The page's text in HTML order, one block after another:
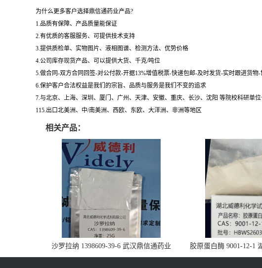
为什么更多客户选择鼎信通药业产品?
1.品质有保障、产品质量能保证
2.有优质的客服服务、可提供技术支持
3.提供质检单、实物图片、液相图谱、检测方法、优势价格
4.公司库存现货产品、可以提供大货、千克/吨位
5.做合同-双方合同回签-对公付款-开据13%增值税票-快递包邮-及时发货-实时跟进货物
6.保护客户合法权益是我们的宗旨、品质与服务是我们不变的追求
7.与北京、上海、深圳、厦门、广州、天津、安徽、重庆、长沙、沈阳 等院校科研单
115.出口北美洲、中/南美洲、西欧、东欧、大洋洲、非洲等地区
相关产品：
沙罗拉纳 1398609-39-6 武汉鼎信通药业
胶原蛋白酶 9001-12-1
供应